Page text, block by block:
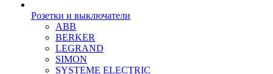
Розетки и выключатели
ABB
BERKER
LEGRAND
SIMON
SYSTEME ELECTRIC